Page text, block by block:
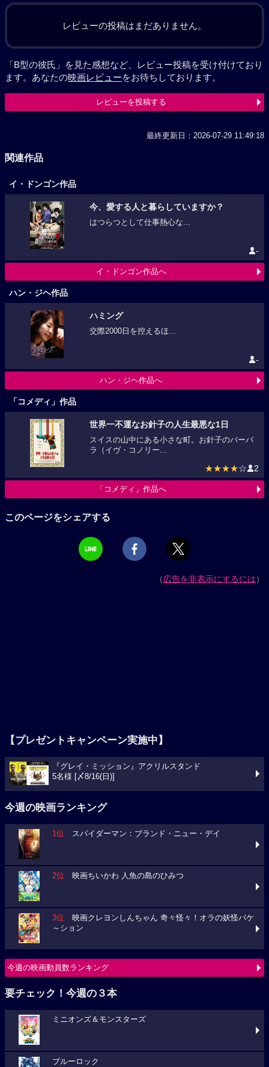
レビューの投稿はまだありません。
「B型の彼氏」を見た感想など、レビュー投稿を受け付けており
ます。あなたの映画レビューをお待ちしております。
レビューを投稿する
最終更新日：2026-07-29 11:49:18
関連作品
イ・ドンゴン作品
今、愛する人と暮らしていますか？
はつらつとして仕事熱心な...
-
イ・ドンゴン作品へ
ハン・ジヘ作品
ハミング
交際2000日を控えるほ...
-
ハン・ジヘ作品へ
「コメディ」作品
世界一不運なお針子の人生最悪な1日
スイスの山中にある小さな町。お針子のバーバ
ラ（イヴ・コノリー...
★★★★☆ 2
「コメディ」作品へ
このページをシェアする
（広告を非表示にするには）
【プレゼントキャンペーン実施中】
『グレイ・ミッション』アクリルスタンド
5名様 [〆8/16(日)]
今週の映画ランキング
1位 スパイダーマン：ブランド・ニュー・デイ
2位 映画ちいかわ 人魚の島のひみつ
3位 映画クレヨンしんちゃん 奇々怪々！オラの妖怪バケ
～ション
今週の映画動員数ランキング
要チェック！今週の３本
ミニオンズ＆モンスターズ
ブルーロック